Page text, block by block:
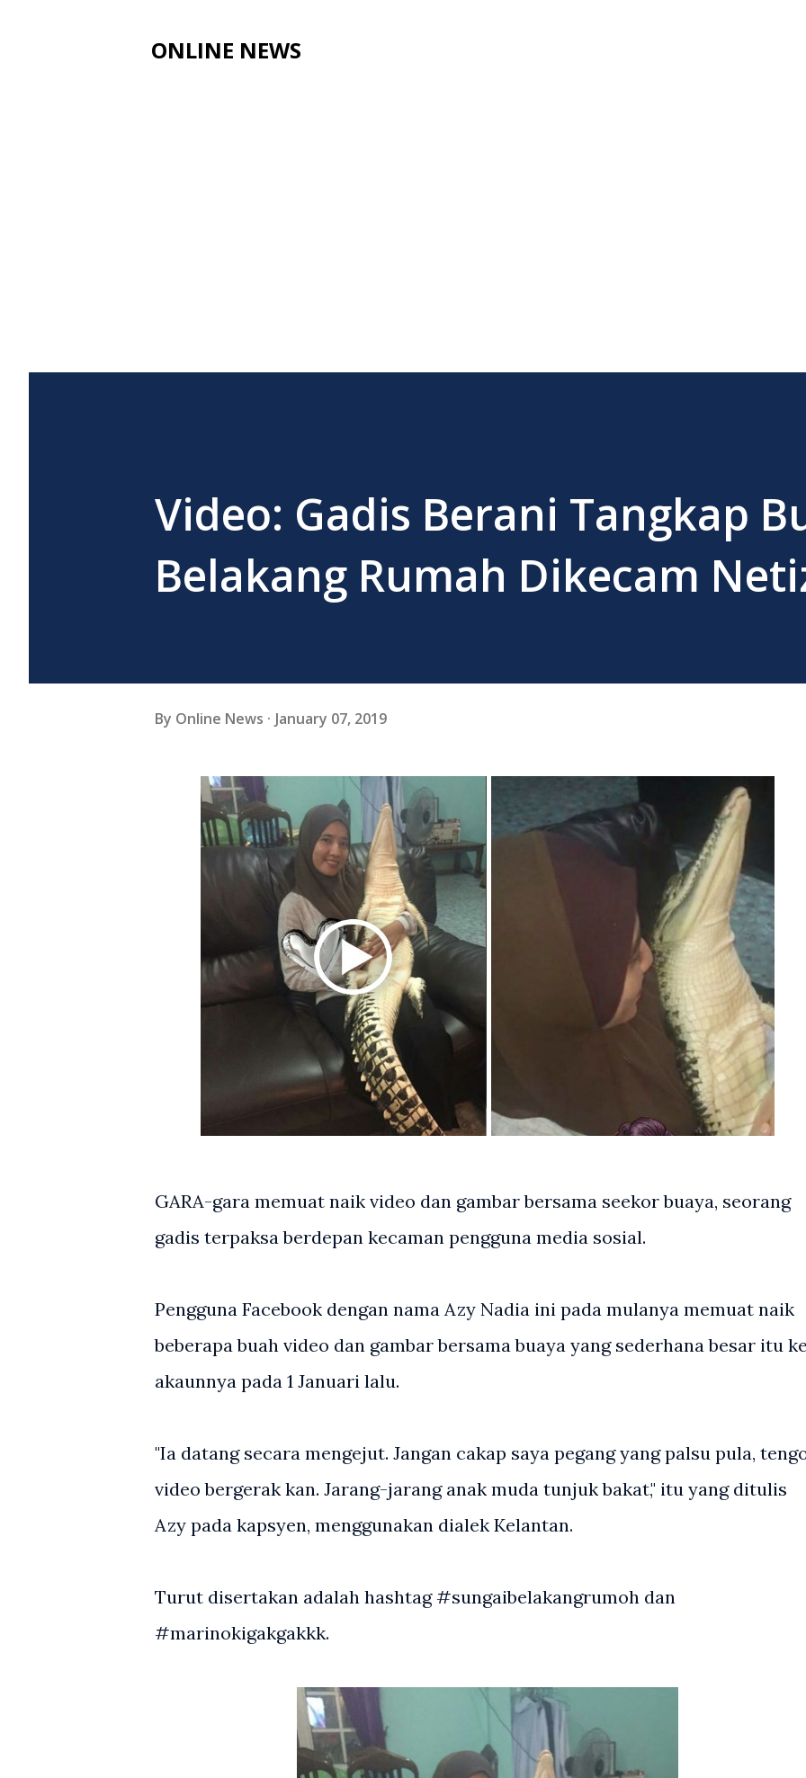
ONLINE NEWS
Video: Gadis Berani Tangkap
Belakang Rumah Dikecam
By Online News January 07, 2019
GARA-gara memuat naik video dan gambar bersama seekor buaya, seorang
gadis terpaksa berdepan kecaman pengguna media sosial.
Pengguna Facebook dengan nama Azy Nadia ini pada mulanya memuat naik
beberapa buah video dan gambar bersama buaya yang sederhana besar itu
akaunnya pada 1 Januari lalu.
"Ia datang secara mengejut. Jangan cakap saya pegang yang palsu pula,
video bergerak kan. Jarang-jarang anak muda tunjuk bakat," itu yang ditulis
Azy pada kapsyen, menggunakan dialek Kelantan.
Turut disertakan adalah hashtag #sungaibelakangrumoh dan
#marinokigakgakkk.